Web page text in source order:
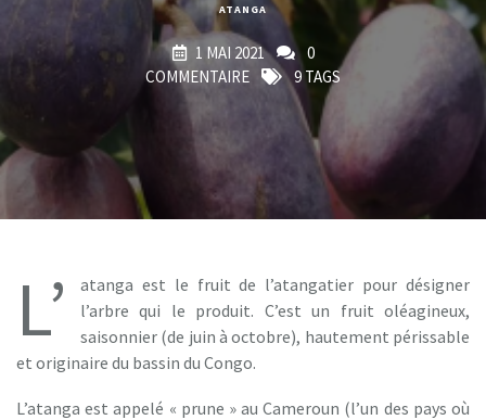
ATANGA
1 MAI 2021
0
COMMENTAIRE
9 TAGS
L’
atanga est le fruit de l’atangatier pour désigner
l’arbre qui le produit. C’est un fruit oléagineux,
saisonnier (de juin à octobre), hautement périssable
et originaire du bassin du Congo.
L’atanga est appelé « prune » au Cameroun (l’un des pays où